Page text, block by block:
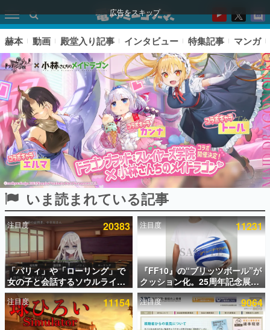
広告をスキップ
ピックアップ
電ファミのいま読まれている記事ランキング
アプリセール情報
インタビュー
連載・特集一覧
赫本 動画 殿堂入り記事 インタビュー 特集記事 マンガ
いま読まれている記事
注目度 20383
「パリィ」や「ローリング」で
女の子と会話するソウルライク
恋愛ゲーム『小早川さんはソウ
ルライク』無料公開。返事に失
敗すると「YOU DIED」
注目度 11231
『FF10』の“ブリッツボール”が
クッション化。25周年記念展
「FINAL FANTASY X
MUSEUM-幻光の記憶-」のグッ
ズ情報が一部公開
注目度 11154 注目度 9064